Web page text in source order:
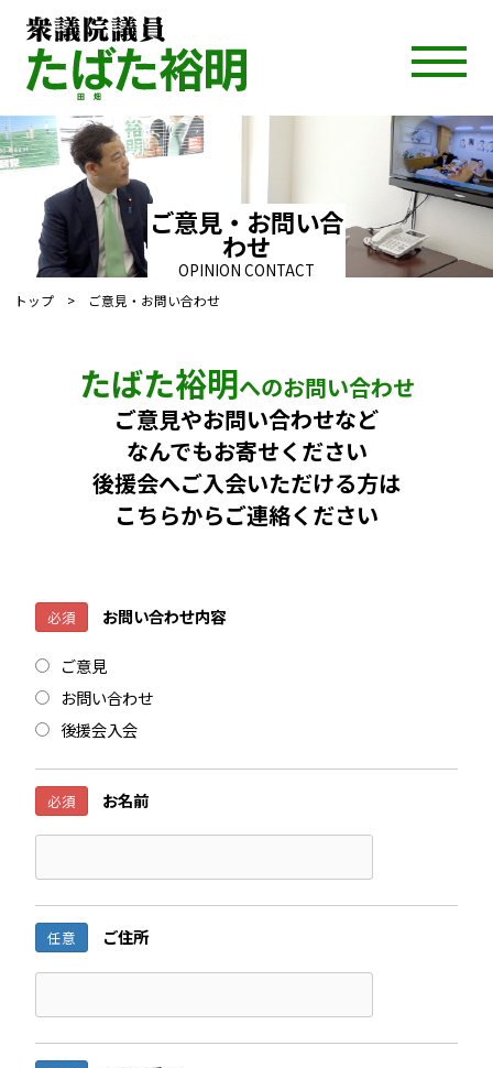
ご意見・お問い合
わせ
OPINION CONTACT
トップ > ご意見・お問い合わせ
たばた裕明へのお問い合わせ
ご意見やお問い合わせなど
なんでもお寄せください
後援会へご入会いただける方は
こちらからご連絡ください
必須 お問い合わせ内容
ご意見
お問い合わせ
後援会入会
必須 お名前
任意 ご住所